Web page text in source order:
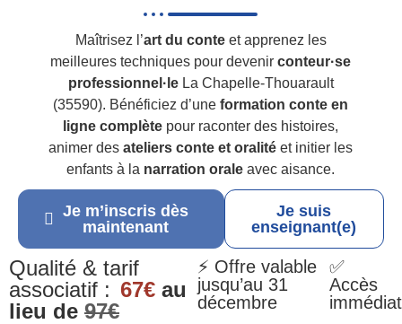
Maîtrisez l’art du conteet apprenez les
meilleures techniques pour devenirconteur·se
professionnel·leLa Chapelle-Thouarault
(35590). Bénéficiez d’uneformation conte en
ligne complète pour raconter des histoires,
animer desateliers conte et oralité et initier les
enfants à la narration orale avec aisance.
Je m’inscris dès
maintenant
Je suis
enseignant(e)
Qualité & tarif
associatif : 67€ au
lieu de 97€
⚡ Offre valable
jusqu’au 31
décembre
✅
Accès
immédiat